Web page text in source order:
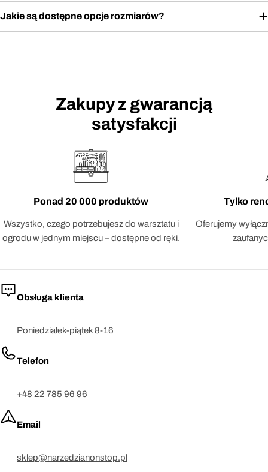
Jakie są dostępne opcje rozmiarów?
Zakupy z gwarancją
satysfakcji
Ponad 20 000 produktów
Wszystko, czego potrzebujesz do warsztatu i
ogrodu w jednym miejscu – dostępne od ręki.
Tylko
Oferujemy
Obsługa klienta
Poniedziałek-piątek 8-16
Telefon
+48 22 785 96 96
Email
sklep@narzedzianonstop.pl